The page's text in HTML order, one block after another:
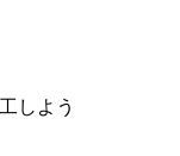
しよう